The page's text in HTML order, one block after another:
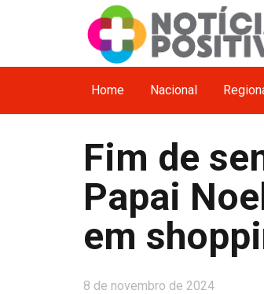
Home Nacional
Fim de
Papai
em
8 de novembro de 2024